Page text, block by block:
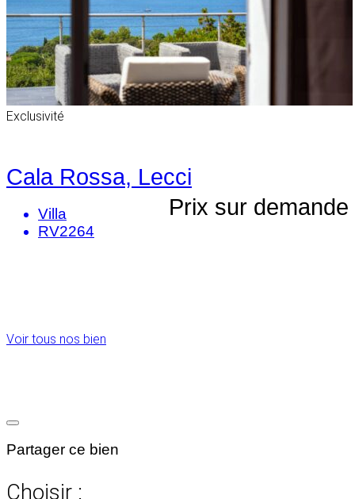
Exclusivité
Cala Rossa, Lecci
Prix sur demande
Villa
RV2264
Voir tous nos bien
Partager ce bien
Choisir :